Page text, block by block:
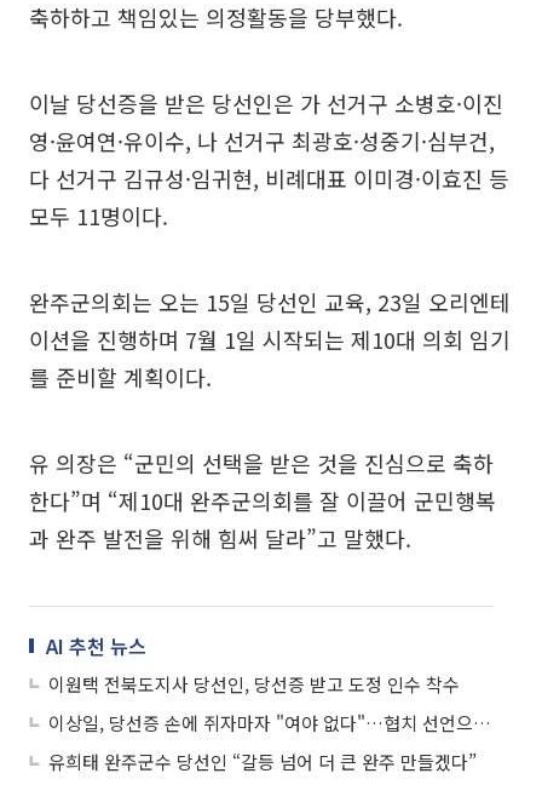
축하하고 책임있는 의정활동을 당부했다.
이날 당선증을 받은 당선인은 가 선거구 소병호·이진
영·윤여연·유이수, 나 선거구 최광호·성중기·심부건,
다 선거구 김규성·임귀현, 비례대표 이미경·이효진 등
모두 11명이다.
완주군의회는 오는 15일 당선인 교육, 23일 오리엔테
이션을 진행하며 7월 1일 시작되는 제10대 의회 임기
를 준비할 계획이다.
유 의장은 “군민의 선택을 받은 것을 진심으로 축하
한다”며 “제10대 완주군의회를 잘 이끌어 군민행복
과 완주 발전을 위해 힘써 달라”고 말했다.
AI 추천 뉴스
이원택 전북도지사 당선인, 당선증 받고 도정 인수 착수
이상일, 당선증 손에 쥐자마자 "여야 없다"…협치 선언으로 민선 9기 포문
유희태 완주군수 당선인 “갈등 넘어 더 큰 완주 만들겠다”